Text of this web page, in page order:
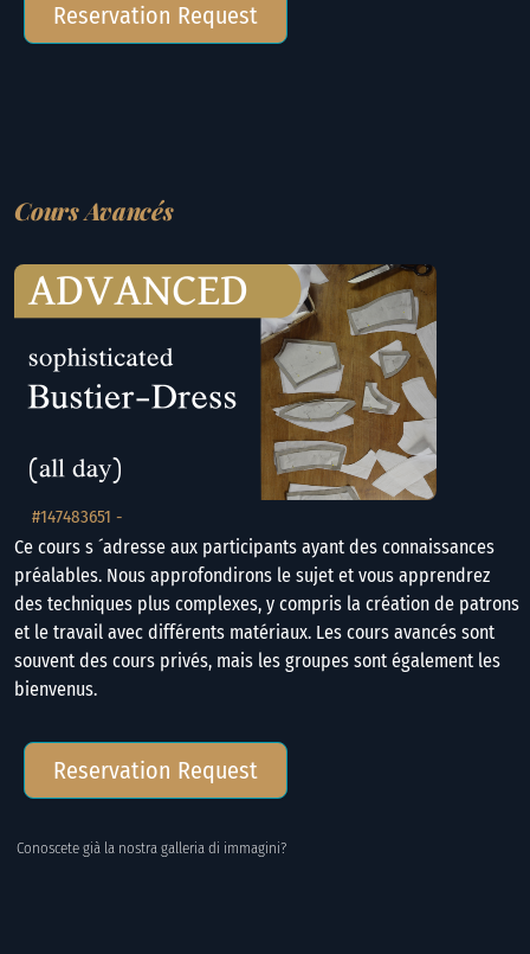
Reservation Request
Cours Avancés
#147483651 -
Ce cours s ´adresse aux participants ayant des connaissances
préalables. Nous approfondirons le sujet et vous apprendrez
des techniques plus complexes, y compris la création de patrons
et le travail avec différents matériaux. Les cours avancés sont
souvent des cours privés, mais les groupes sont également les
bienvenus.
Reservation Request
Conoscete già la nostra galleria di immagini?